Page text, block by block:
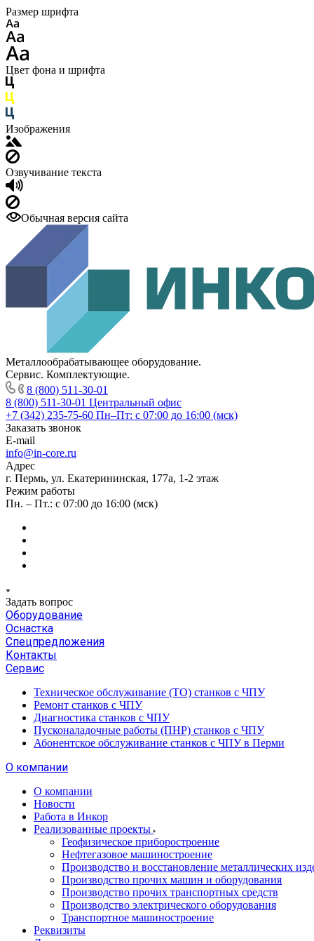
Размер шрифта
Цвет фона и шрифта
Изображения
Озвучивание текста
Обычная версия сайта
Металлообрабатывающее оборудование.
Сервис. Комплектующие.
8 (800) 511-30-01
8 (800) 511-30-01 Центральный офис
+7 (342) 235-75-60 Пн–Пт: с 07:00 до 16:00 (мск)
Заказать звонок
E-mail
info@in-core.ru
Адрес
г. Пермь, ул. ​Екатерининская, 177а, ​1-2 этаж
Режим работы
Пн. – Пт.: с 07:00 до 16:00 (мск)
Задать вопрос
Оборудование
Оснастка
Спецпредложения
Контакты
Сервис
Техническое обслуживание (ТО) станков с ЧПУ
Ремонт станков с ЧПУ
Диагностика станков с ЧПУ
Пусконаладочные работы (ПНР) станков с ЧПУ
Абонентское обслуживание станков с ЧПУ в Перми
О компании
О компании
Новости
Работа в Инкор
Реализованные проекты
Геофизическое приборостроение
Нефтегазовое машиностроение
Производство и восстановление металлических
Производство прочих машин и оборудования
Производство прочих транспортных средств
Производство электрического оборудования
Транспортное машиностроение
Реквизиты